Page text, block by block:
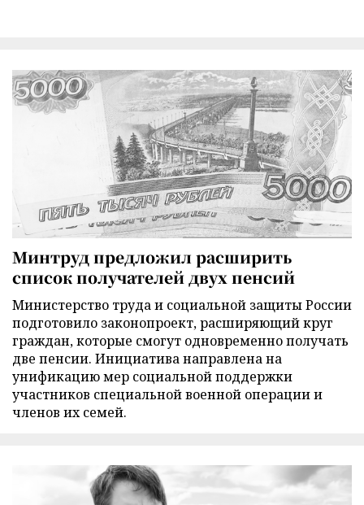
Минтруд предложил расширить
список получателей двух пенсий
Министерство труда и социальной защиты России
подготовило законопроект, расширяющий круг
граждан, которые смогут одновременно получать
две пенсии. Инициатива направлена на
унификацию мер социальной поддержки
участников специальной военной операции и
членов их семей.